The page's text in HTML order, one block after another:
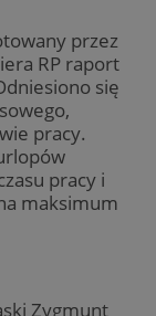
przez
RP raport
się
pracy.
pracy i
maksimum
Zygmunt